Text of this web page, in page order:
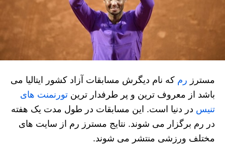
مسترز رم که نام دیگرش مسابقات آزاد کشور ایتالیا می
باشد از معروف ترین و پر طرفدار ترین تورنمنت های
تنیس در دنیا است. این مسابقات در طول مدت یک هفته
در رم برگزار می شوند. نتایج مسترز رم از سایت های
مختلف ورزشی منتشر می شوند.